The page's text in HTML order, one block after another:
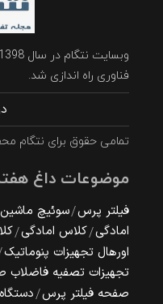
فناوری راه اندازی شد.
تمامی حقوق برای نتگام
موضوعات داغ
فیلتر پرس سوئیچ ماشین
امادگی کلاس امادگی
اورهال تجهیزات پنوماتیک
تجهیزات تصفیه فاضلاب
صفحه فیلتر پرس